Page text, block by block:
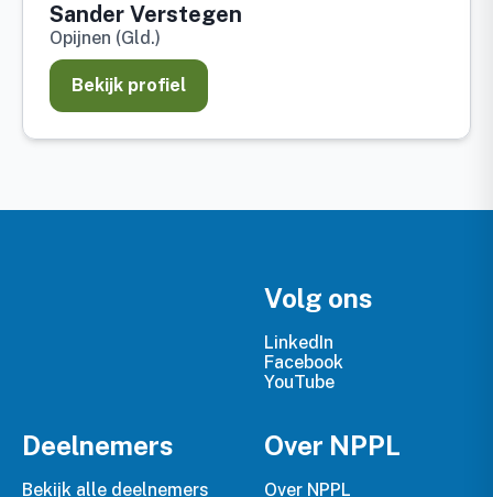
Sander Verstegen
Opijnen (Gld.)
Bekijk profiel
Volg ons
LinkedIn
Facebook
YouTube
Deelnemers
Bekijk alle deelnemers
Over NPPL
Over NPPL